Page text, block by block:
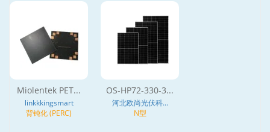
Miolentek PET...
linkkkingsmart
背钝化 (PERC)
OS-HP72-330-3...
河北欧尚光伏科...
N型